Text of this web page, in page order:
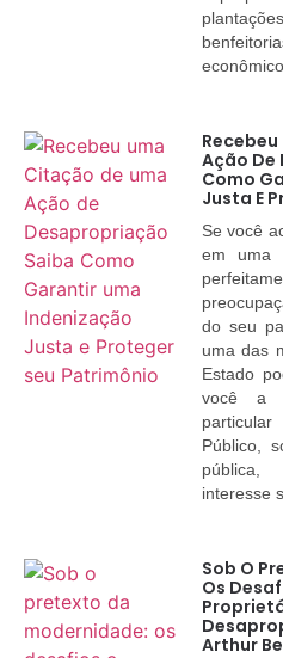
Ação
Como
Justa E
Se você
em uma
do seu
uma das
Estado
você a
Público,
pública,
interesse
Sob O
Os
Arthur